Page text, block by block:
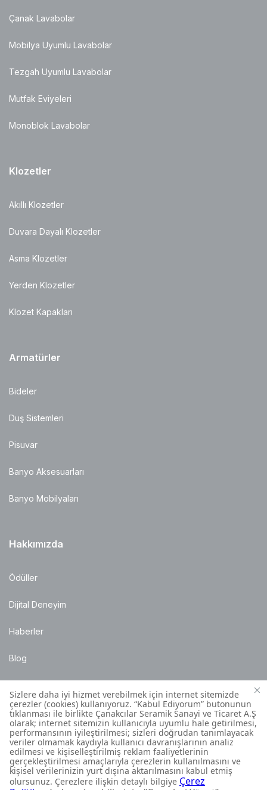
Çanak Lavabolar
Mobilya Uyumlu Lavabolar
Tezgah Uyumlu Lavabolar
Mutfak Eviyeleri
Monoblok Lavabolar
Klozetler
Akıllı Klozetler
Duvara Dayalı Klozetler
Asma Klozetler
Yerden Klozetler
Klozet Kapakları
Armatürler
Bideler
Duş Sistemleri
Pisuvar
Banyo Aksesuarları
Banyo Mobilyaları
Hakkımızda
Ödüller
Dijital Deneyim
Haberler
Blog
Satış Noktaları
Montaj Bilgileri
Müşteri İletişim Merkezi